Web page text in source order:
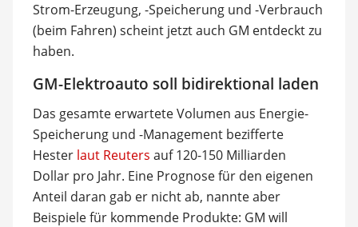
Strom-Erzeugung, -Speicherung und -Verbrauch
(beim Fahren) scheint jetzt auch GM entdeckt zu
haben.
GM-Elektroauto soll bidirektional laden
Das gesamte erwartete Volumen aus Energie-
Speicherung und -Management bezifferte
Hester laut Reuters auf 120-150 Milliarden
Dollar pro Jahr. Eine Prognose für den eigenen
Anteil daran gab er nicht ab, nannte aber
Beispiele für kommende Produkte: GM will